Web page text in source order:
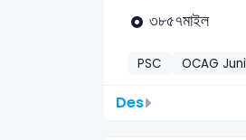
৩৮৫৭মাইল
PSC OCAG
Des